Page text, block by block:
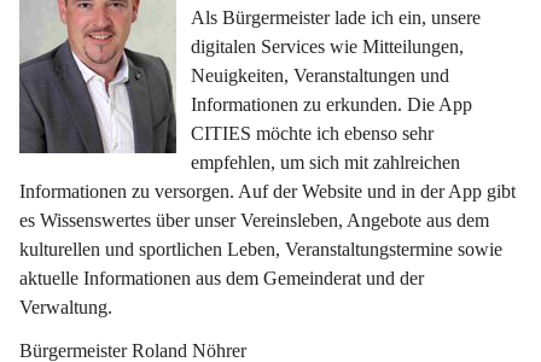
Als Bürgermeister lade ich ein, unsere
digitalen Services wie Mitteilungen,
Neuigkeiten, Veranstaltungen und
Informationen zu erkunden. Die App
CITIES möchte ich ebenso sehr
empfehlen, um sich mit zahlreichen
Informationen zu versorgen. Auf der Website und in der App gibt
es Wissenswertes über unser Vereinsleben, Angebote aus dem
kulturellen und sportlichen Leben, Veranstaltungstermine sowie
aktuelle Informationen aus dem Gemeinderat und der
Verwaltung.
Bürgermeister Roland Nöhrer